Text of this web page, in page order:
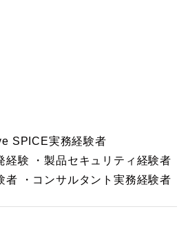
SPICE実務経験者
経験 ・製品セキュリティ経験者
者 ・コンサルタント実務経験者